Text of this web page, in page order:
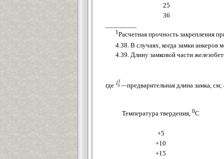
25
36
1Расчетная прочность закрепления
4.38. В случаях, когда замки анкеров
4.39. Длину замковой части
где —предварительная длина замка, см;
Температура твердения, 0С
+5
+10
+15